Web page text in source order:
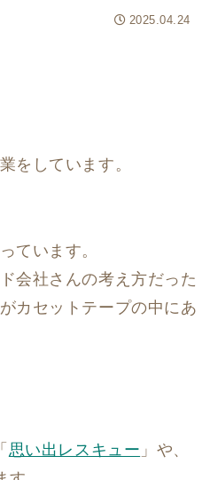
2025.04.24
をしています。
ています。
会社さんの考え方だった
カセットテープの中にあ
思い出レスキュー 」や、